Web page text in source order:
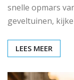
snelle opmars
geveltuinen,
LEES MEER